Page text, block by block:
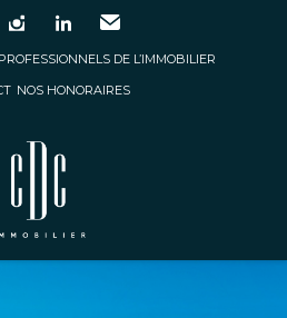
instagram
linkedinEmail
PROFESSIONNELS DE L’IMMOBILIER
NOS HONORAIRES